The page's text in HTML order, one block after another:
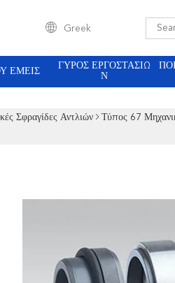
Greek
ΕΜΕΊΣ
ΓΎΡΟΣ ΕΡΓΟΣΤΑΣΊΩ
Ν
Σφραγίδες Αντλιών
Τύπος 67